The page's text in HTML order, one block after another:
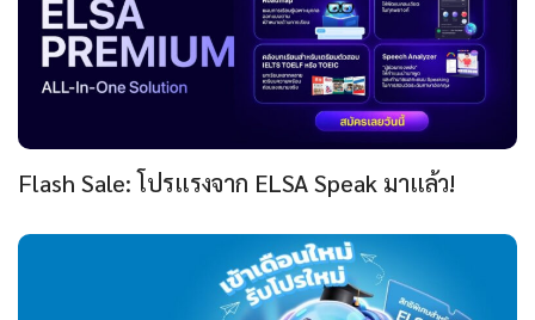
Flash Sale: โปรแรงจาก ELSA Speak มาแล้ว!